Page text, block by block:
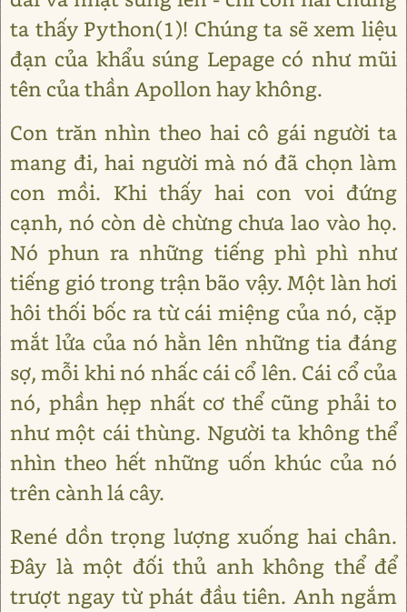
ta thấy Python(1)! Chúng ta sẽ xem liệu
đạn của khẩu súng Lepage có như mũi
tên của thần Apollon hay không.
Con trăn nhìn theo hai cô gái người ta
mang đi, hai người mà nó đã chọn làm
con mồi. Khi thấy hai con voi đứng
cạnh, nó còn dè chừng chưa lao vào họ.
Nó phun ra những tiếng phì phì như
tiếng gió trong trận bão vậy. Một làn hơi
hôi thối bốc ra từ cái miệng của nó, cặp
mắt lửa của nó hằn lên những tia đáng
sợ, mỗi khi nó nhấc cái cổ lên. Cái cổ của
nó, phần hẹp nhất cơ thể cũng phải to
như một cái thùng. Người ta không thể
nhìn theo hết những uốn khúc của nó
trên cành lá cây.
René dồn trọng lượng xuống hai chân.
Đây là một đối thủ anh không thể để
trượt ngay từ phát đầu tiên. Anh ngắm